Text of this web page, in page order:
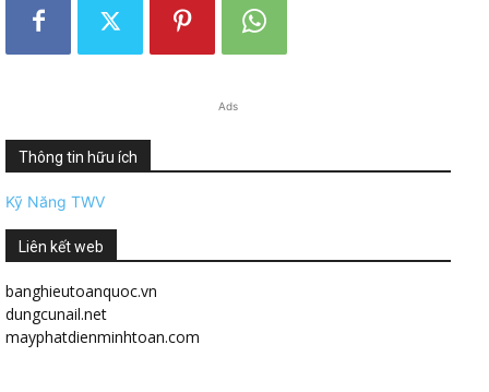
Ads
Thông tin hữu ích
Kỹ Năng TWV
Liên kết web
banghieutoanquoc.vn
dungcunail.net
mayphatdienminhtoan.com